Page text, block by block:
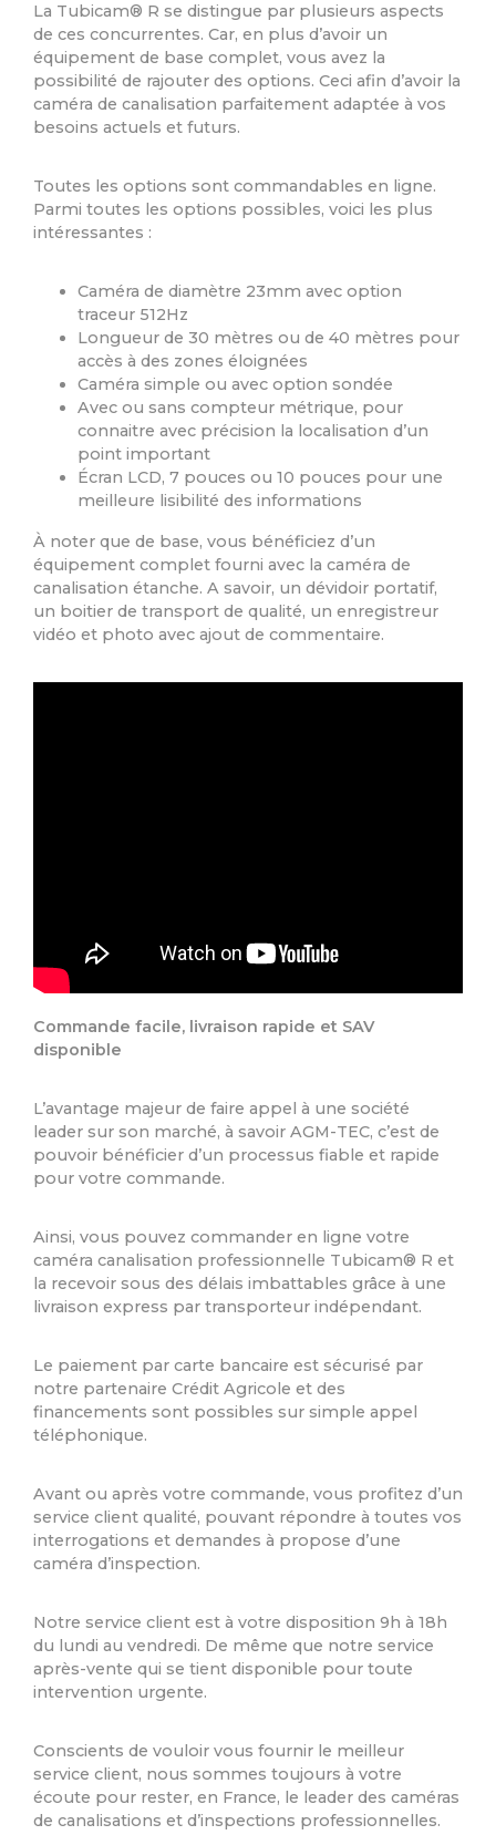
La Tubicam® R se distingue par plusieurs aspects
de ces concurrentes. Car, en plus d’avoir un
équipement de base complet, vous avez la
possibilité de rajouter des options. Ceci afin d’avoir la
caméra de canalisation parfaitement adaptée à vos
besoins actuels et futurs.
Toutes les options sont commandables en ligne.
Parmi toutes les options possibles, voici les plus
intéressantes :
Caméra de diamètre 23mm avec option
traceur 512Hz
Longueur de 30 mètres ou de 40 mètres pour
accès à des zones éloignées
Caméra simple ou avec option sondée
Avec ou sans compteur métrique, pour
connaitre avec précision la localisation d’un
point important
Écran LCD, 7 pouces ou 10 pouces pour une
meilleure lisibilité des informations
À noter que de base, vous bénéficiez d’un
équipement complet fourni avec la caméra de
canalisation étanche. A savoir, un dévidoir portatif,
un boitier de transport de qualité, un enregistreur
vidéo et photo avec ajout de commentaire.
Commande facile, livraison rapide et SAV
disponible
L’avantage majeur de faire appel à une société
leader sur son marché, à savoir AGM-TEC, c’est de
pouvoir bénéficier d’un processus fiable et rapide
pour votre commande.
Ainsi, vous pouvez commander en ligne votre
caméra canalisation professionnelle Tubicam® R et
la recevoir sous des délais imbattables grâce à une
livraison express par transporteur indépendant.
Le paiement par carte bancaire est sécurisé par
notre partenaire Crédit Agricole et des
financements sont possibles sur simple appel
téléphonique.
Avant ou après votre commande, vous profitez d’un
service client qualité, pouvant répondre à toutes vos
interrogations et demandes à propose d’une
caméra d’inspection.
Notre service client est à votre disposition 9h à 18h
du lundi au vendredi. De même que notre service
après-vente qui se tient disponible pour toute
intervention urgente.
Conscients de vouloir vous fournir le meilleur
service client, nous sommes toujours à votre
écoute pour rester, en France, le leader des caméras
de canalisations et d’inspections professionnelles.